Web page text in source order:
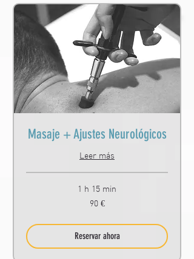
Masaje + Ajustes Neurológicos
Leer más
1 h 15 min
90 €
Reservar ahora